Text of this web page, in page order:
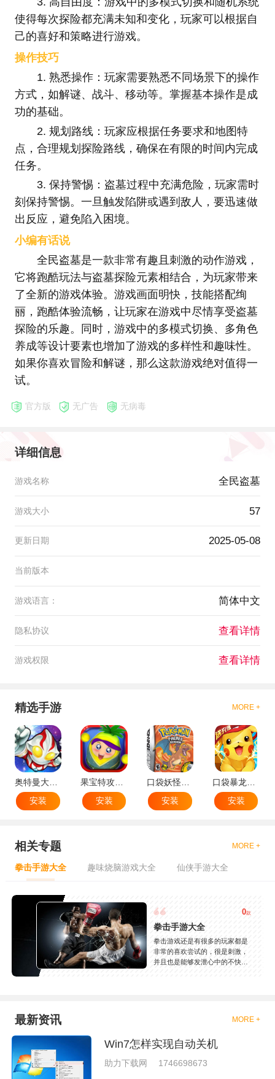
使得每次探险都充满未知和变化，玩家可以根据自
己的喜好和策略进行游戏。
操作技巧
1. 熟悉操作：玩家需要熟悉不同场景下的操作
方式，如解谜、战斗、移动等。掌握基本操作是成
功的基础。
2. 规划路线：玩家应根据任务要求和地图特
点，合理规划探险路线，确保在有限的时间内完成
任务。
3. 保持警惕：盗墓过程中充满危险，玩家需时
刻保持警惕。一旦触发陷阱或遇到敌人，要迅速做
出反应，避免陷入困境。
小编有话说
全民盗墓是一款非常有趣且刺激的动作游戏，
它将跑酷玩法与盗墓探险元素相结合，为玩家带来
了全新的游戏体验。游戏画面明快，技能搭配绚
丽，跑酷体验流畅，让玩家在游戏中尽情享受盗墓
探险的乐趣。同时，游戏中的多模式切换、多角色
养成等设计要素也增加了游戏的多样性和趣味性。
如果你喜欢冒险和解谜，那么这款游戏绝对值得一
试。
官方版 无广告 无病毒
详细信息
游戏名称 全民盗墓
游戏大小 57
更新日期 2025-05-08
当前版本
游戏语言： 简体中文
隐私协议 查看详情
游戏权限 查看详情
精选手游 MORE +
奥特曼大战小怪兽
安装
安装
安装
安装
相关专题 MORE +
拳击手游大全 趣味烧脑游戏大全 仙侠手游大全
0款
拳击手游大全
拳击游戏还是有很多的玩家都是
非常的喜欢尝试的，很是刺激，
并且也是能够发泄心中的不快
够去进行体验的，我们也是能够
就是收集了一些有意思的拳击游
最新资讯 MORE +
Win7怎样实现自动关机
助力下载网 1746698673